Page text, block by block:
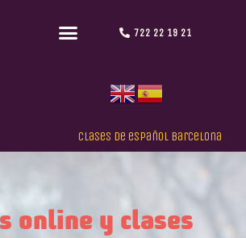
722 22 19 21
Clases de español Barcelona
online y clases